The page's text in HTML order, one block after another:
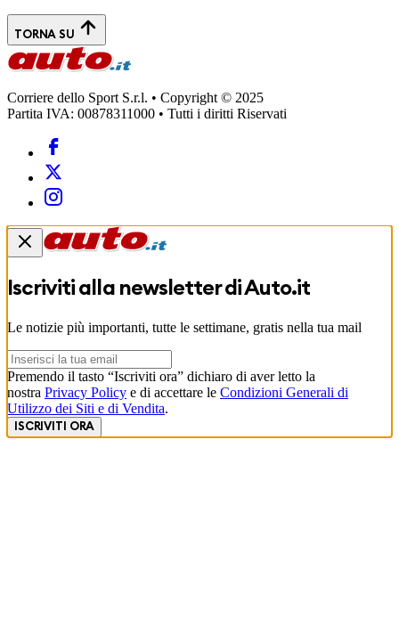
TORNA SU
Corriere dello Sport S.r.l. • Copyright © 2025
Partita IVA: 00878311000 • Tutti i diritti Riservati
Iscriviti alla newsletter diAuto.it
Le notizie più importanti, tutte le settimane, gratis nella tua mail
Premendo il tasto “Iscriviti ora” dichiaro di aver letto la
nostra Privacy Policy e di accettare le Condizioni Generali di
Utilizzo dei Siti e di Vendita.
ISCRIVITI ORA